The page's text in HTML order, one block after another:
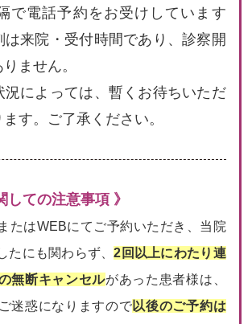
で電話予約をお受けしています
は来院・受付時間であり、診察開
ません。
況によっては、暫くお待ちいただ
す。ご了承ください。
しての注意事項 》
たはWEBにてご予約いただき、当院
たにも関わらず、2回以上にわたり連
無断キャンセルがあった患者様は、
迷惑になりますので以後のご予約は